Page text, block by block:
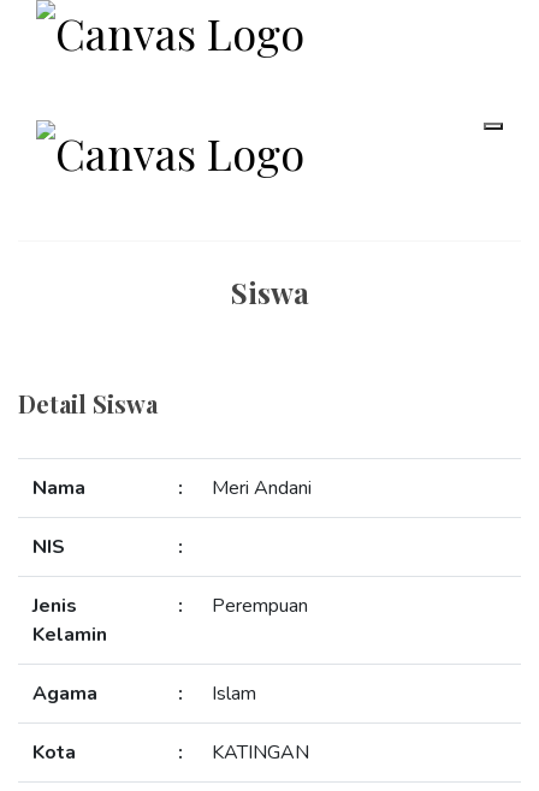
Siswa
Detail Siswa
Nama : Meri Andani
NIS :
Jenis
Kelamin
: Perempuan
Agama : Islam
Kota : KATINGAN